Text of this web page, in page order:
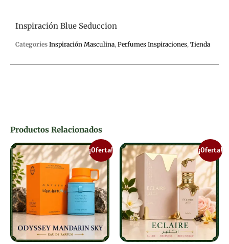
Productos Relacionados
¡Oferta! ¡Oferta!
Inspiración Blue Seduccion
Categories Inspiración Masculina, Perfumes Inspiraciones, Tienda